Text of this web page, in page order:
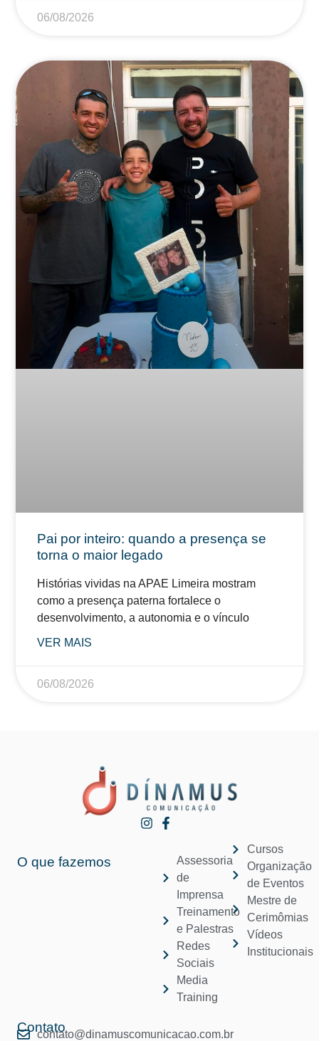
06/08/2026
Pai por inteiro: quando a presença se
torna o maior legado
Histórias vividas na APAE Limeira mostram
como a presença paterna fortalece o
desenvolvimento, a autonomia e o vínculo
VER MAIS
06/08/2026
O que fazemos
Assessoria
de
Imprensa
Treinamento
e Palestras
Redes
Sociais
Media
Training
Cursos
Organização
de Eventos
Mestre de
Cerimômias
Vídeos
Institucionais
Contato
contato@dinamuscomunicacao.com.br